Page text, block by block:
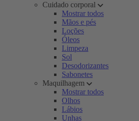
Cuidado corporal
Mostrar todos
Mãos e pés
Loções
Óleos
Limpeza
Sol
Desodorizantes
Sabonetes
Maquilhagem
Mostrar todos
Olhos
Lábios
Unhas